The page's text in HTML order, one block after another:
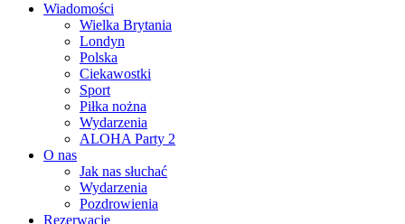
Wiadomości
Wielka Brytania
Londyn
Polska
Ciekawostki
Sport
Piłka nożna
Wydarzenia
ALOHA Party 2
O nas
Jak nas słuchać
Wydarzenia
Pozdrowienia
Rezerwacje